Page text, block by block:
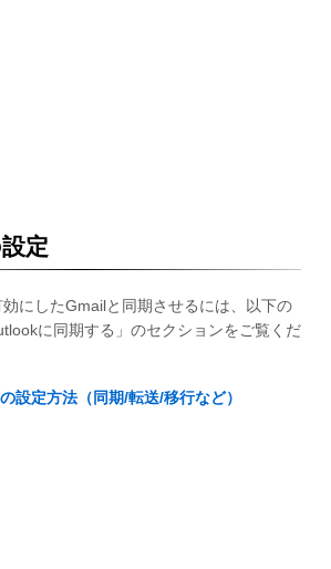
定
にしたGmailと同期させるには、以下の
に同期する」のセクションをご覧くだ
定方法（同期/転送/移行など）